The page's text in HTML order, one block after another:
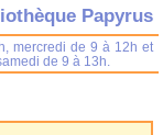
Papyrus
mercredi de 9 à 12h et
de 9 à 13h.